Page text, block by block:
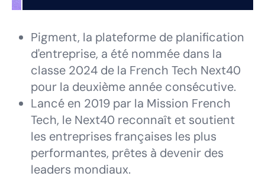
Pigment, la plateforme de planification
d'entreprise, a été nommée dans la
classe 2024 de la French Tech Next40
pour la deuxième année consécutive.
Lancé en 2019 par la Mission French
Tech, le Next40 reconnaît et soutient
les entreprises françaises les plus
performantes, prêtes à devenir des
leaders mondiaux.